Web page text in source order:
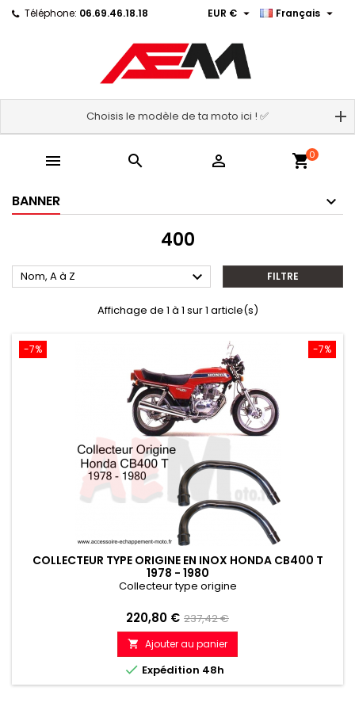
Téléphone: 06.69.46.18.18 Français 
EUR € 
Choisis le modèle de ta moto ici ! ✅
   shopping_cart0
BANNER
400
Nom, A à Z  FILTRE
Affichage de 1 à 1 sur 1 article(s)
-7%
-7%
COLLECTEUR TYPE ORIGINE EN INOX HONDA CB400 T
1978 - 1980
Collecteur type origine
Prix
220,80 € Prix
de
référence
237,42 €
 Ajouter au panier
 Expédition 48h